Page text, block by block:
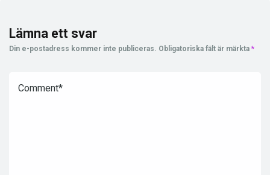
Lämna ett svar
Din e-postadress kommer inte publiceras. Obligatoriska fält är märkta *